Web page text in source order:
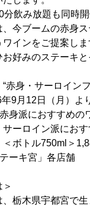
飲み放題も同時開
今ブームの赤身ス
インをご提案しま
好みのステーキと
赤身・サーロイン
9月12日（月）
身派におすすめ
におすすめの
＞1,880円（
ーキ宮」各店舗
、栃木県宇都宮で